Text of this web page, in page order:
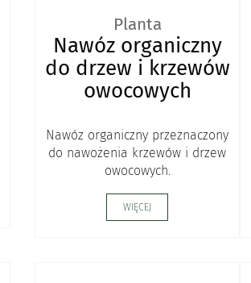
Planta
Nawóz organiczny
do drzew i krzewów
owocowych
Nawóz organiczny przeznaczony
do nawożenia krzewów i drzew
owocowych.
WIĘCEJ